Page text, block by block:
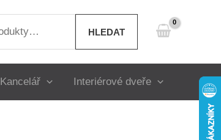
HLEDAT
Kancelář Interiérové dveře